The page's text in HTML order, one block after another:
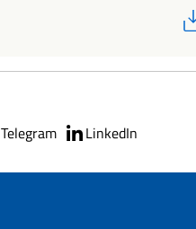
Telegram LinkedIn